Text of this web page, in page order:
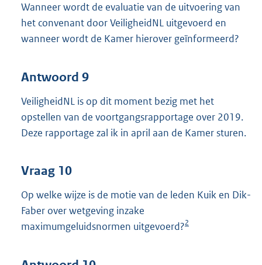
Wanneer wordt de evaluatie van de uitvoering van
het convenant door VeiligheidNL uitgevoerd en
wanneer wordt de Kamer hierover geïnformeerd?
Antwoord 9
VeiligheidNL is op dit moment bezig met het
opstellen van de voortgangsrapportage over 2019.
Deze rapportage zal ik in april aan de Kamer sturen.
Vraag 10
Op welke wijze is de motie van de leden Kuik en Dik-
Faber over wetgeving inzake
maximumgeluidsnormen uitgevoerd?2